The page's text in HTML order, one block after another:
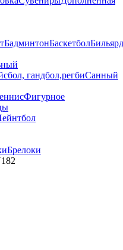
БадминтонБаскетболБильярд
гандбол,регбиСанный
Фигурное
Брелоки